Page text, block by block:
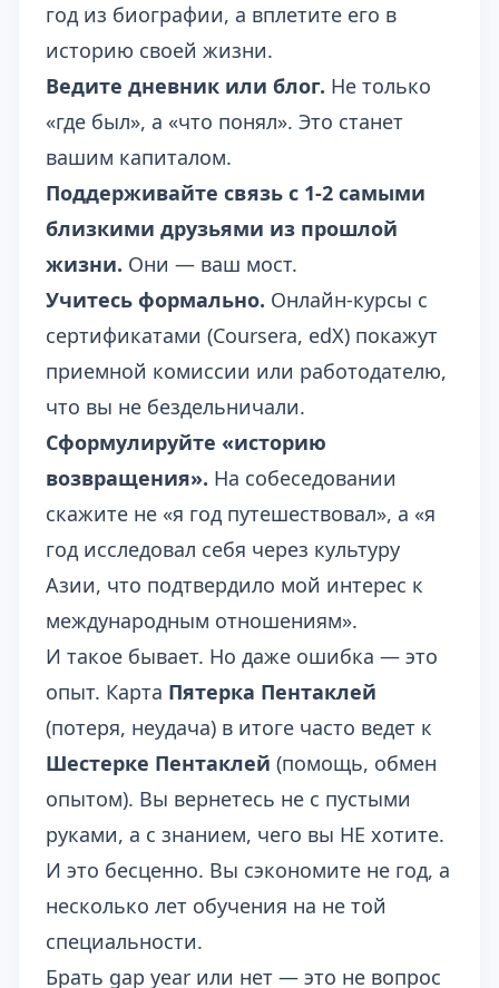
год из биографии, а вплетите его в
историю своей жизни.
Ведите дневник или блог. Не только
«где был», а «что понял». Это станет
вашим капиталом.
Поддерживайте связь с 1-2 самыми
близкими друзьями из прошлой
жизни. Они — ваш мост.
Учитесь формально. Онлайн-курсы с
сертификатами (Coursera, edX) покажут
приемной комиссии или работодателю,
что вы не бездельничали.
Сформулируйте «историю
возвращения». На собеседовании
скажите не «я год путешествовал», а «я
год исследовал себя через культуру
Азии, что подтвердило мой интерес к
международным отношениям».
И такое бывает. Но даже ошибка — это
опыт. Карта Пятерка Пентаклей
(потеря, неудача) в итоге часто ведет к
Шестерке Пентаклей (помощь, обмен
опытом). Вы вернетесь не с пустыми
руками, а с знанием, чего вы НЕ хотите.
И это бесценно. Вы сэкономите не год, а
несколько лет обучения на не той
специальности.
Брать gap year или нет — это не вопрос